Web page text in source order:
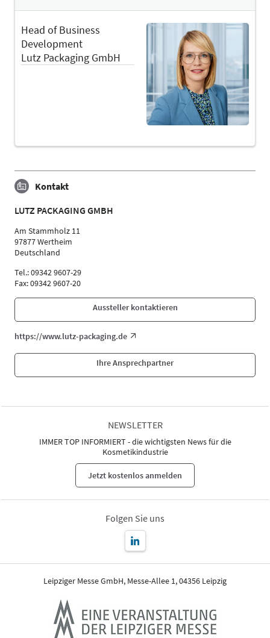
Head of Business
Development
Lutz Packaging GmbH
Kontakt
LUTZ PACKAGING GMBH
Am Stammholz 11
97877 Wertheim
Deutschland
Tel.: 09342 9607-29
Fax: 09342 9607-20
Aussteller kontaktieren
https://www.lutz-packaging.de
Ihre Ansprechpartner
NEWSLETTER
IMMER TOP INFORMIERT - die wichtigsten News für die
Kosmetikindustrie
Jetzt kostenlos anmelden
Folgen Sie uns
Leipziger Messe GmbH, Messe-Allee 1, 04356 Leipzig